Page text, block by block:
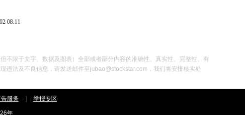
08:11
不限于文字、数据及图表）全部或者部分内容的准确性、真实性、完整性、有
违法及不良信息，请发送邮件至jubao@stockstar.com，我们将安排核实处
告服务 举报专区
年